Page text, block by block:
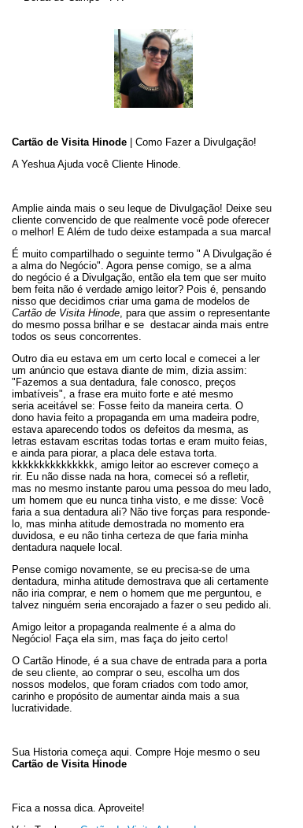
Cartão de Visita Hinode
| Como Fazer a Divulgação!
A Yeshua Ajuda você Cliente Hinode.
Amplie ainda mais o seu leque de Divulgação! Deixe seu
cliente convencido de que realmente você pode oferecer
o melhor! E Além de tudo deixe estampada a sua marca!
É muito compartilhado o seguinte termo " A Divulgação é
a alma do Negócio". Agora pense comigo, se a alma
do negócio é a Divulgação, então ela tem que ser muito
bem feita não é verdade amigo leitor? Pois é, pensando
nisso que decidimos criar uma gama de modelos de
Cartão de Visita Hinode , para que assim o representante
do mesmo possa brilhar e se destacar ainda mais entre
todos os seus concorrentes.
Outro dia eu estava em um certo local e comecei a ler
um anúncio que estava diante de mim, dizia assim:
"Fazemos a sua dentadura, fale conosco, preços
imbatíveis", a frase era muito forte e até mesmo
seria aceitável se: Fosse feito da maneira certa. O
dono havia feito a propaganda em uma madeira podre,
estava aparecendo todos os defeitos da mesma, as
letras estavam escritas todas tortas e eram muito feias,
e ainda para piorar, a placa dele estava torta.
kkkkkkkkkkkkkkk, amigo leitor ao escrever começo a
rir. Eu não disse nada na hora, comecei só a refletir,
mas no mesmo instante parou uma pessoa do meu lado,
um homem que eu nunca tinha visto, e me disse: Você
faria a sua dentadura ali? Não tive forças para responde-
lo, mas minha atitude demostrada no momento era
duvidosa, e eu não tinha certeza de que faria minha
dentadura naquele local.
Pense comigo novamente, se eu precisa-se de uma
dentadura, minha atitude demostrava que ali certamente
não iria comprar, e nem o homem que me perguntou, e
talvez ninguém seria encorajado a fazer o seu pedido ali.
Amigo leitor a propaganda realmente é a alma do
Negócio! Faça ela sim, mas faça do jeito certo!
O Cartão Hinode, é a sua chave de entrada para a porta
de seu cliente, ao comprar o seu, escolha um dos
nossos modelos, que foram criados com todo amor,
carinho e propósito de aumentar ainda mais a sua
lucratividade.
Sua Historia começa aqui. Compre Hoje mesmo o seu
Cartão de Visita Hinode
Fica a nossa dica. Aproveite!